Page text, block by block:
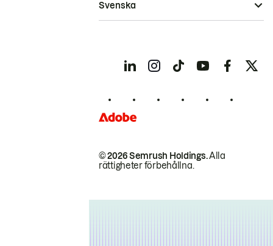
© 2026 Semrush Holdings.Alla
rättigheter förbehållna.
Svenska